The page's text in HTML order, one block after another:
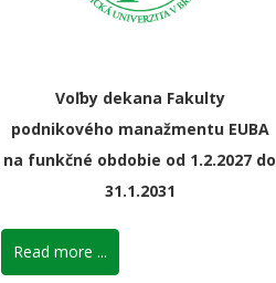
Voľby dekana Fakulty
podnikového manažmentu EUBA
na funkčné obdobie od 1.2.2027 do
31.1.2031
Read more ...